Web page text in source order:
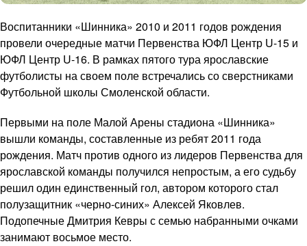
Воспитанники «Шинника» 2010 и 2011 годов рождения
провели очередные матчи Первенства ЮФЛ Центр U-15 и
ЮФЛ Центр U-16. В рамках пятого тура ярославские
футболисты на своем поле встречались со сверстниками
Футбольной школы Смоленской области.
Первыми на поле Малой Арены стадиона «Шинника»
вышли команды, составленные из ребят 2011 года
рождения. Матч против одного из лидеров Первенства для
ярославской команды получился непростым, а его судьбу
решил один единственный гол, автором которого стал
полузащитник «черно-синих» Алексей Яковлев.
Подопечные Дмитрия Кевры с семью набранными очками
занимают восьмое место.